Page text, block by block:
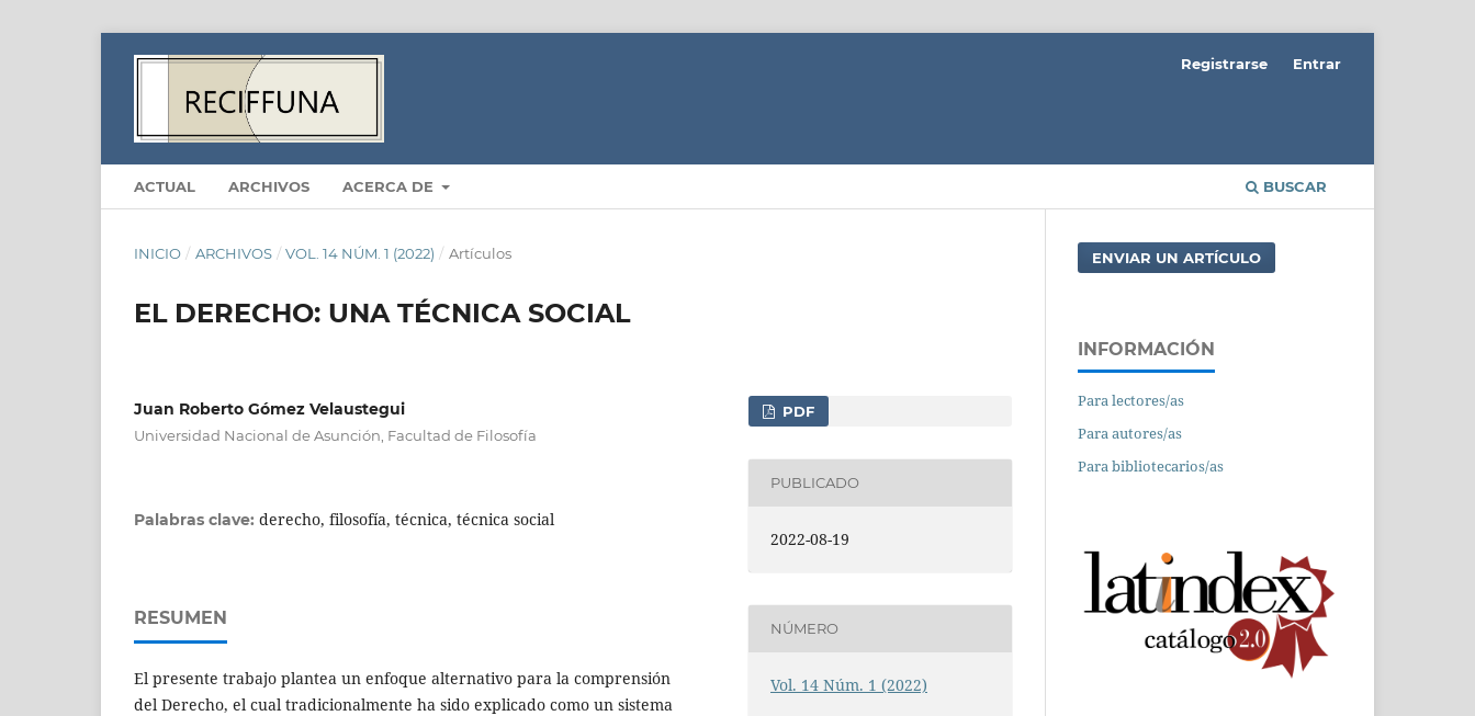
ACTUAL ARCHIVOS ACERCA DE BUSCAR
Registrarse Entrar
INICIO / ARCHIVOS / VOL. 14 NÚM. 1 (2022) / Artículos
EL DERECHO: UNA TÉCNICA SOCIAL
Juan Roberto Gómez Velaustegui
Universidad Nacional de Asunción, Facultad de Filosofía
Palabras clave: derecho, filosofía, técnica, técnica social
RESUMEN
El presente trabajo plantea un enfoque alternativo para la comprensión
del Derecho, el cual tradicionalmente ha sido explicado como un sistema
PDF
PUBLICADO
2022-08-19
NÚMERO
Vol. 14 Núm. 1 (2022)
ENVIAR UN ARTÍCULO
INFORMACIÓN
Para lectores/as
Para autores/as
Para bibliotecarios/as